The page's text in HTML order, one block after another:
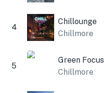
4
Chillounge
Chillmore
5
Green Focus
Chillmore